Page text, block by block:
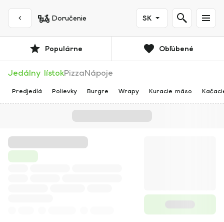
Doručenie SK
Populárne Obľúbené
Jedálny lístokPizzaNápoje
Predjedlá Polievky Burgre Wrapy Kuracie mäso